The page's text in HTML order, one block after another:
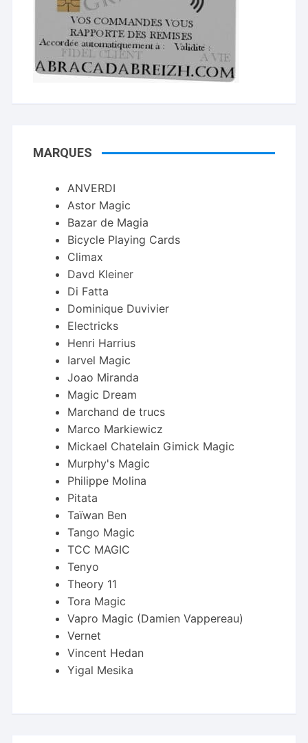
MARQUES
ANVERDI
Astor Magic
Bazar de Magia
Bicycle Playing Cards
Climax
Davd Kleiner
Di Fatta
Dominique Duvivier
Electricks
Henri Harrius
Iarvel Magic
Joao Miranda
Magic Dream
Marchand de trucs
Marco Markiewicz
Mickael Chatelain Gimick Magic
Murphy's Magic
Philippe Molina
Pitata
Taïwan Ben
Tango Magic
TCC MAGIC
Tenyo
Theory 11
Tora Magic
Vapro Magic (Damien Vappereau)
Vernet
Vincent Hedan
Yigal Mesika